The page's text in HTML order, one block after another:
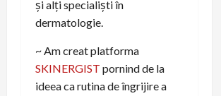
și alți specialiști în
dermatologie.
~ Am creat platforma
SKINERGIST pornind de la
ideea ca rutina de îngrijire a